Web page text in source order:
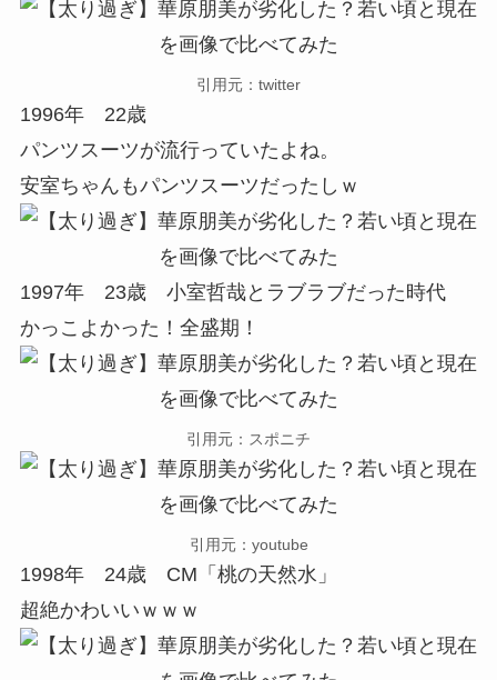
引用元：twitter
1996年 22歳
パンツスーツが流行っていたよね。
安室ちゃんもパンツスーツだったしｗ
1997年 23歳 小室哲哉とラブラブだった時代
かっこよかった！全盛期！
引用元：スポニチ
引用元：youtube
1998年 24歳 CM「桃の天然水」
超絶かわいいｗｗｗ